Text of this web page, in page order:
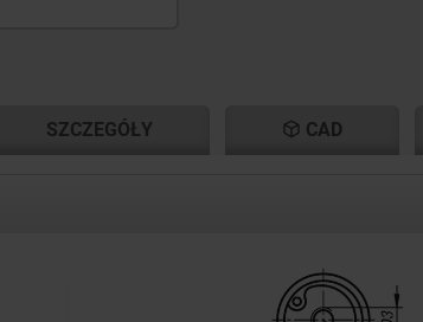
SZCZEGÓŁY CAD